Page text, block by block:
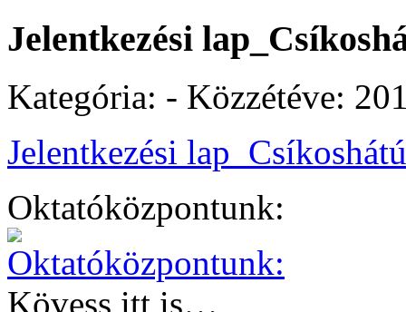
Jelentkezési
Kategória: - Közzétéve:
Jelentkezési
Oktatóközpontunk:
Kövess itt is…